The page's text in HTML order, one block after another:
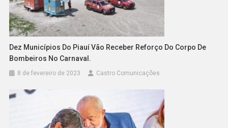
Dez Municípios Do Piauí Vão Receber Reforço Do Corpo De
Bombeiros No Carnaval.
8 de fevereiro de 2023 Castro Comunicações